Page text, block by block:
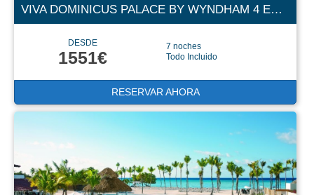
VIVA DOMINICUS PALACE BY WYNDHAM 4 ESTRELLAS
DESDE
1551€
7 noches
Todo Incluido
RESERVAR AHORA